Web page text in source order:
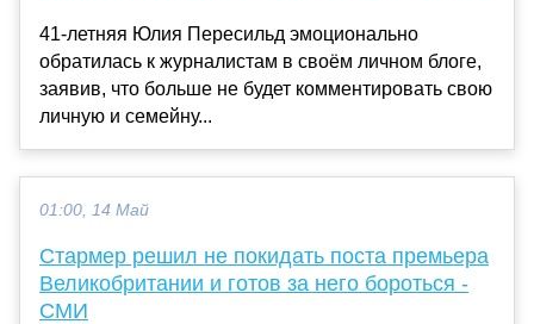
41-летняя Юлия Пересильд эмоционально
обратилась к журналистам в своём личном блоге,
заявив, что больше не будет комментировать свою
личную и семейну...
01:00, 14 Май
Стармер решил не покидать поста премьера
Великобритании и готов за него бороться -
СМИ